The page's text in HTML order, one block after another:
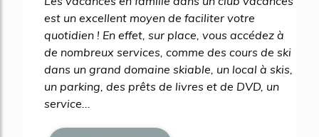
est un excellent moyen de faciliter votre
quotidien ! En effet, sur place, vous accédez à
de nombreux services, comme des cours de ski
dans un grand domaine skiable, un local à skis,
un parking, des prêts de livres et de DVD, un
service...